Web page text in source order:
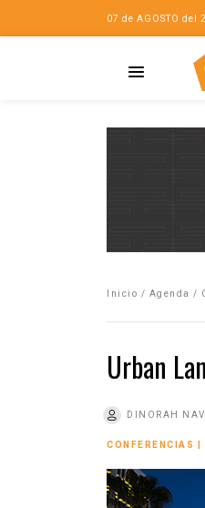
07 de AGOSTO del
Inicio / Agenda /
Urban
DINORAH
CONFERENCIAS